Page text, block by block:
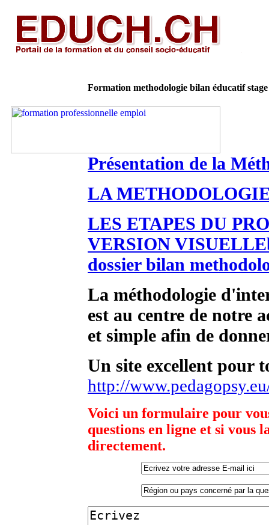
Formation methodologie bilan éducatif
Présentation de la
LA
LES ETAPES DU
VERSION VISUELLE
dossier bilan
La méthodologie
est au centre de notre
et simple afin de
Un site excellent pour
http://
Voici un formulaire pour
questions en ligne et si vous
directement.